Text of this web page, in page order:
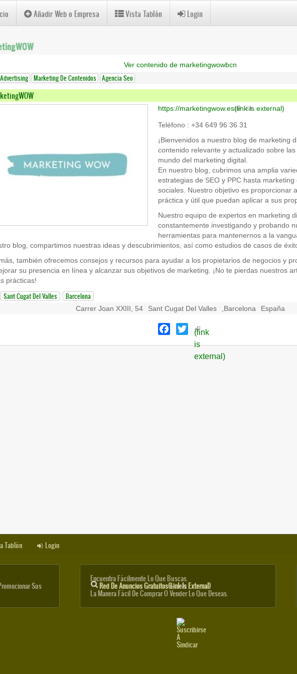
Añadir Web o Empresa Vista Tablón Login
Ver contenido de marketingwowbcn
Advertising Marketing De Contenidos Agencia Seo
https://marketingwow.es(link is external)
Teléfono : +34 649 96 36 31
¡Bienvenidos a nuestro blog de marketing
contenido relevante y actualizado sobre
mundo del marketing digital.
En nuestro blog, cubrimos una amplia
estrategias de SEO y PPC hasta
sociales. Nuestro objetivo es proporcionar
práctica y útil que puedan aplicar a sus
Nuestro equipo de expertos en marketing
constantemente investigando y probando
herramientas para mantenernos a la
blog, compartimos nuestras ideas y descubrimientos, así como estudios de casos de
también ofrecemos consejos y recursos para ayudar a los propietarios de negocios y
su presencia en línea y alcanzar sus objetivos de marketing. ¡No te pierdas nuestros
prácticas!
Sant Cugat Del Valles Barcelona
Carrer Joan XXIII, 54 Sant Cugat Del Valles Barcelona España
Facebook
Twitter
(link
is
external)
Tablón Login
Sus
Encuentra Fácilmente Lo Que Buscas.
Red De Anuncios Gratuitos(link Is External)
La Manera Fácil De Comprar O Vender Lo Que Deseas.